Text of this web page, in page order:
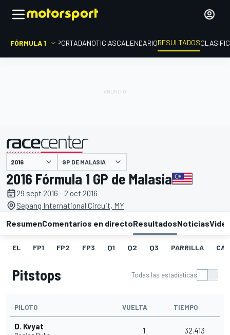
FÓRMULA 1 PORTADANOTICIASCALENDARIORESULTADOS
presentado por GP DE MALASIA
2016 Fórmula 1 GP de Malasia
29 sept 2016 - 2 oct 2016
Sepang International Circuit, MY
ResumenComentarios en directoResultadosNoticias
EL FP1 FP2 FP3 Q1 Q2 Q3 PARRILLA
Pitstops Todas las estadísticas
PILOTO VUELTA TIEMPO
D. Kvyat 1 32.413